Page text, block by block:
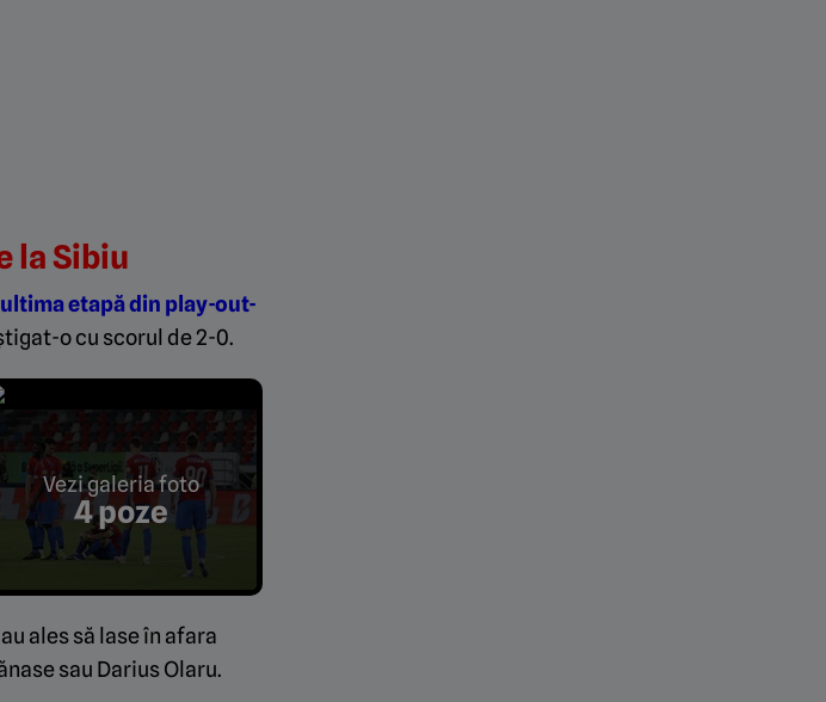
la Sibiu
ultima etapă din play-out-
o cu scorul de 2-0.
Vezi galeria foto
4 poze
ales să lase în afara
sau Darius Olaru.